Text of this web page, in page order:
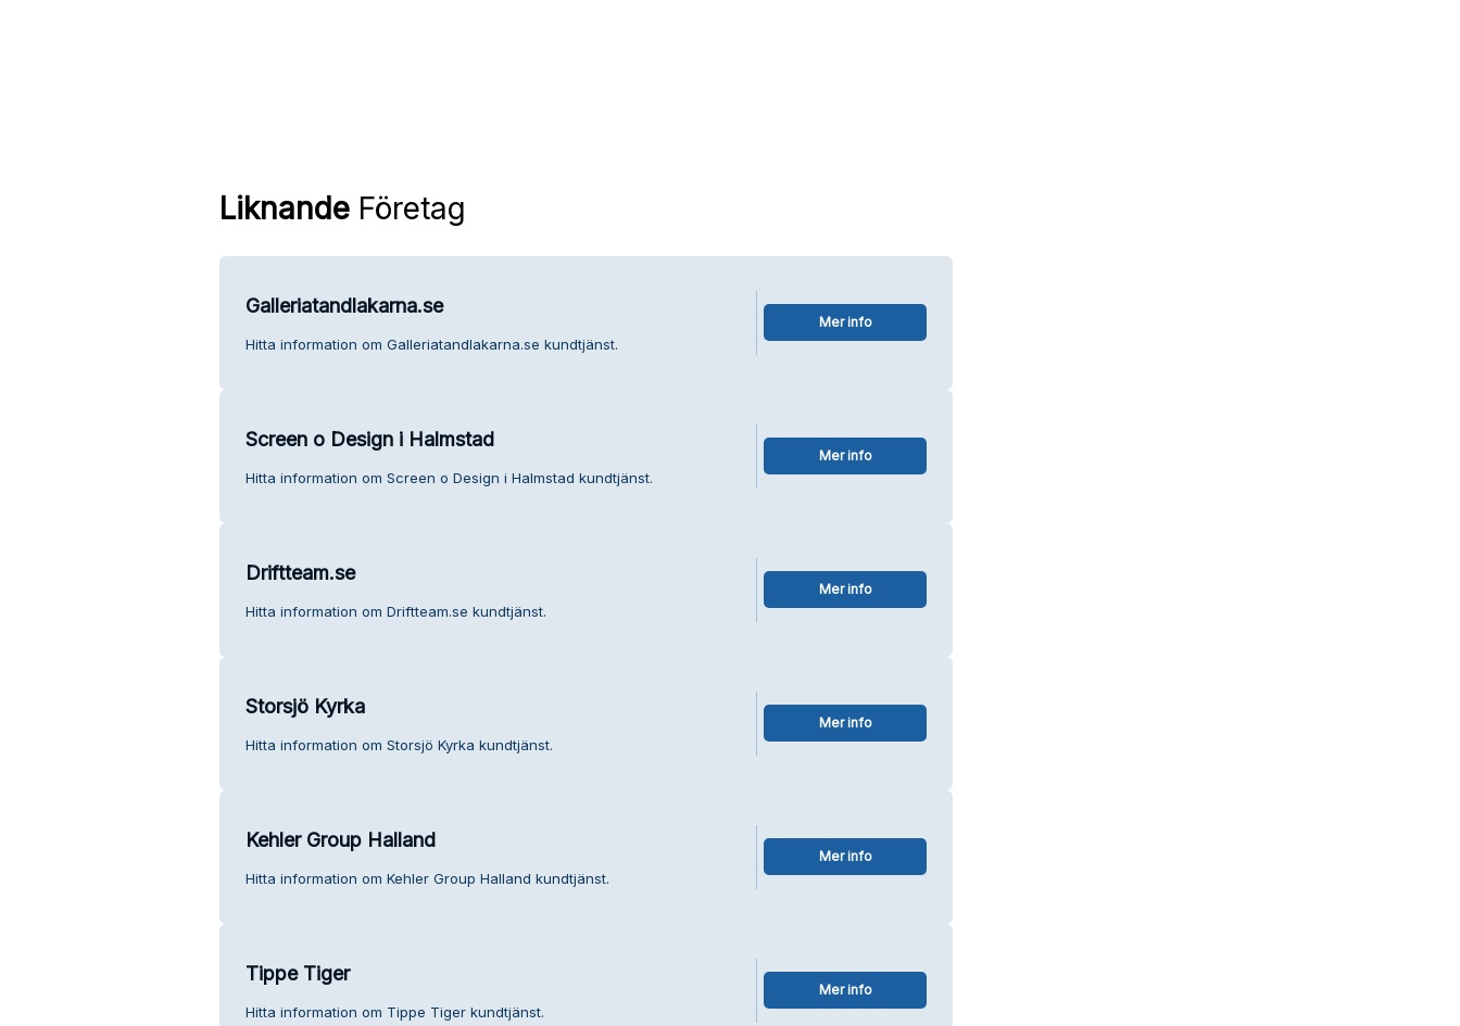
LiknandeFöretag
Galleriatandlakarna.se
Hitta information om Galleriatandlakarna.se kundtjänst.
Mer info
Screen o Design i Halmstad
Hitta information om Screen o Design i Halmstad kundtjänst.
Mer info
Driftteam.se
Hitta information om Driftteam.se kundtjänst.
Mer info
Storsjö Kyrka
Hitta information om Storsjö Kyrka kundtjänst.
Mer info
Kehler Group Halland
Hitta information om Kehler Group Halland kundtjänst.
Mer info
Tippe Tiger
Hitta information om Tippe Tiger kundtjänst.
Mer info